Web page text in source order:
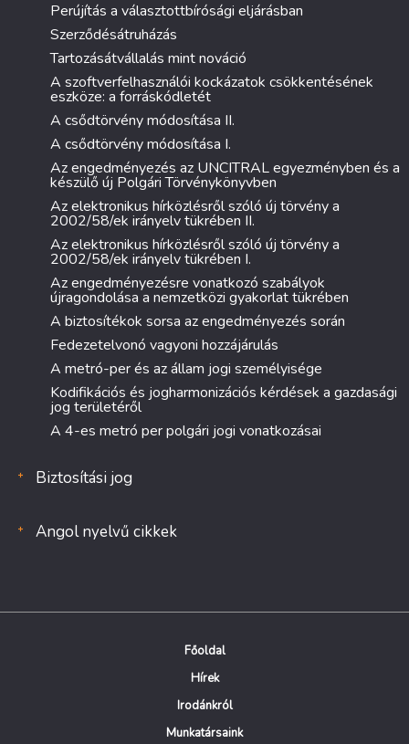
Perújítás a választottbírósági eljárásban
Szerződésátruházás
Tartozásátvállalás mint nováció
A szoftverfelhasználói kockázatok csökkentésének
eszköze: a forráskódletét
A csődtörvény módosítása II.
A csődtörvény módosítása I.
Az engedményezés az UNCITRAL egyezményben és a
készülő új Polgári Törvénykönyvben
Az elektronikus hírközlésről szóló új törvény a
2002/58/ek irányelv tükrében II.
Az elektronikus hírközlésről szóló új törvény a
2002/58/ek irányelv tükrében I.
Az engedményezésre vonatkozó szabályok
újragondolása a nemzetközi gyakorlat tükrében
A biztosítékok sorsa az engedményezés során
Fedezetelvonó vagyoni hozzájárulás
A metró-per és az állam jogi személyisége
Kodifikációs és jogharmonizációs kérdések a gazdasági
jog területéről
A 4-es metró per polgári jogi vonatkozásai
Biztosítási jog
Angol nyelvű cikkek
Főoldal
Hírek
Irodánkról
Munkatársaink